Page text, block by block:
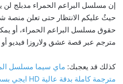
إن مسلسل البراعم الحمراء مدبلج
حقوق مسلسل البراعم الحمراء، أو
مترجم عبر قصة عشق ولاروزا فيديو
كذلك قد يعجبك:
مترجمة كاملة بدقة عالية HD ايجي بست